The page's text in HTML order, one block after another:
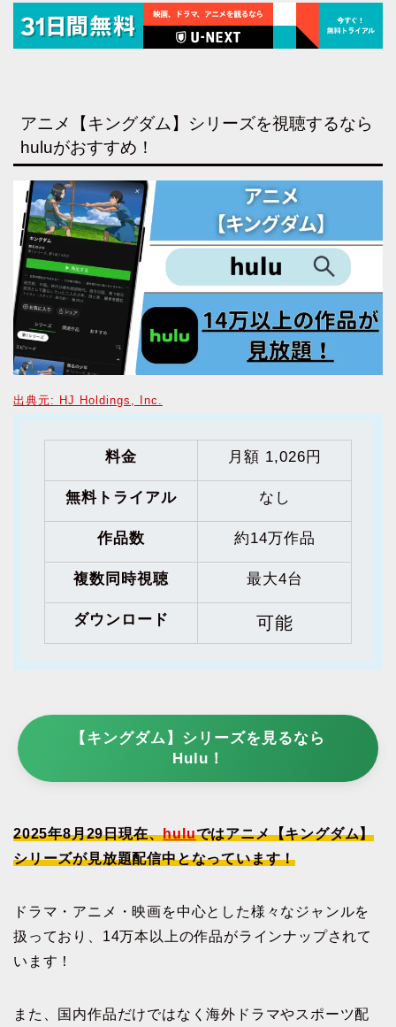
アニメ【キングダム】シリーズを視聴するなら
huluがおすすめ！
出典元: HJ Holdings, Inc.
料金 月額 1,026円
無料トライアル なし
作品数 約14万作品
複数同時視聴 最大4台
ダウンロード 可能
【キングダム】シリーズを見るなら
Hulu！
2025年8月29日現在、huluではアニメ【キングダム】
シリーズが見放題配信中となっています！
ドラマ・アニメ・映画を中心とした様々なジャンルを
扱っており、14万本以上の作品がラインナップされて
います！
また、国内作品だけではなく海外ドラマやスポーツ配